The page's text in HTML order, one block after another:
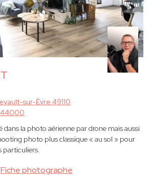
Fiche photographe
sur-Èvre 49110
44000
dans la photo aérienne par drone mais aussi
photo plus classique « au sol » pour
particuliers.